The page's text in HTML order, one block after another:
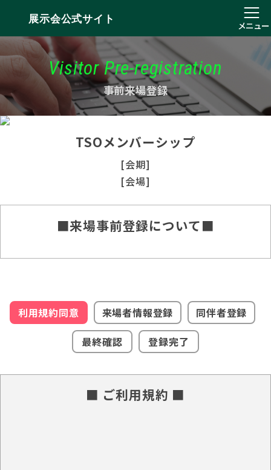
展示会公式サイト
メニュー
Visitor Pre-registration
事前来場登録
TSOメンバーシップ
[会期]
[会場]
■来場事前登録について■
利用規約同意 来場者情報登録
同伴者登録
最終確認
登録完了
■ ご利用規約 ■